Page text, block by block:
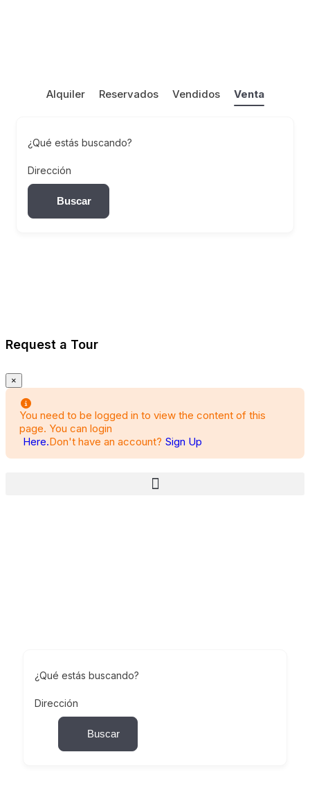
Alquiler Reservados Vendidos Venta
¿Qué estás buscando?
Dirección
Buscar
Request a Tour
×
You need to be logged in to view the content of this
page. You can login
Here.Don't have an account? Sign Up
¿Qué estás buscando?
Dirección
Buscar